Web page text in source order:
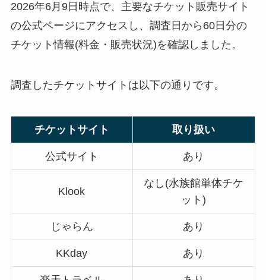
2026年6月9日時点で、主要なチケット販売サイト
の公式ページにアクセスし、調査日から60日分の
チケット情報(料金・販売状況)を確認しました。
調査したチケットサイトは以下の通りです。
チケットサイト 取り扱い
公式サイト あり
Klook
なし(水族館単体チケ
ット)
じゃらん あり
KKday あり